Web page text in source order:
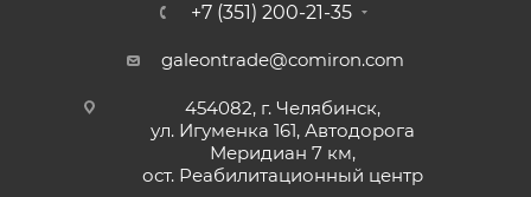
+7 (351) 200-21-35
galeontrade@comiron.com
454082, г. Челябинск,
ул. Игуменка 161, Автодорога
Меридиан 7 км,
ост. Реабилитационный центр